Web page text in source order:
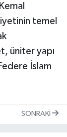
temel
üniter yapı
İslam
SONRAKI